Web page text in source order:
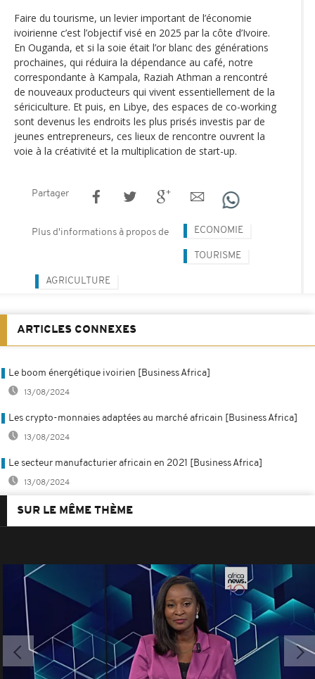
Faire du tourisme, un levier important de l’économie
ivoirienne c’est l’objectif visé en 2025 par la côte d’Ivoire.
En Ouganda, et si la soie était l’or blanc des générations
prochaines, qui réduira la dépendance au café, notre
correspondante à Kampala, Raziah Athman a rencontré
de nouveaux producteurs qui vivent essentiellement de la
sériciculture. Et puis, en Libye, des espaces de co-working
sont devenus les endroits les plus prisés investis par de
jeunes entrepreneurs, ces lieux de rencontre ouvrent la
voie à la créativité et la multiplication de start-up.
Partager
Plus d'informations à propos de ECONOMIE
TOURISME
AGRICULTURE
ARTICLES CONNEXES
Le boom énergétique ivoirien [Business Africa]
13/08/2024
Les crypto-monnaies adaptées au marché africain [Business Africa]
13/08/2024
Le secteur manufacturier africain en 2021 [Business Africa]
13/08/2024
SUR LE MÊME THÈME